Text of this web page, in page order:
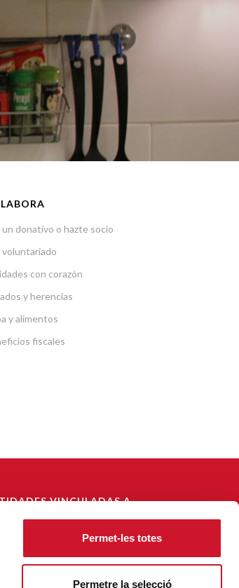
Permet-les totes
Permetre la selecció
un donativo o hazte socio
voluntariado
con corazón
y herencias
y alimentos
fiscales
VINCULADAS A
- Centre Català de Solidaritat
Vivienda Social